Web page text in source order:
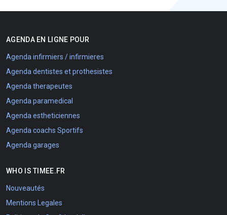
AGENDA EN LIGNE POUR
Agenda infirmiers / infirmieres
Agenda dentistes et prothesistes
Agenda therapeutes
Agenda paramedical
Agenda estheticiennes
Agenda coachs Sportifs
Agenda garages
WHO IS TIMEE.FR
Nouveautés
Mentions Legales